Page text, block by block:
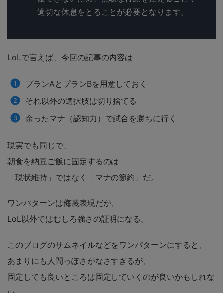
適切な休息をとることが必要となります。
LoLで言えば、今回の記事の内容は
プランAとプランBを用意しておく
それ以外の選択肢は切り捨てる
余ったマナ（認知力）で試合を勝ちに行く
現実でも同じで、
朝食を納豆ご飯に固定するのは
「現状維持」ではなく「マナの節約」だ。
ワンパターンは侮蔑表現だが、
LoL以外ではむしろ強さの証明になる。
このブログのサムネイルなどをワンパターンにすると、
あまりにも人間っぽさがなさすぎるが、
固定しても良いところは固定していくのが良いかもしれな